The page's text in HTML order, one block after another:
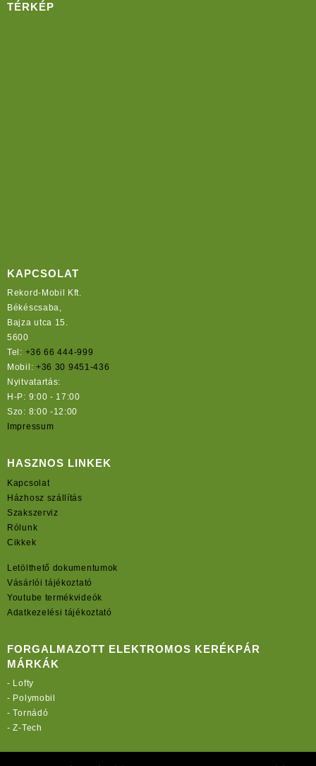
TÉRKÉP
KAPCSOLAT
Rekord-Mobil Kft.
Békéscsaba,
Bajza utca 15.
5600
Tel: +36 66 444-999
Mobil: +36 30 9451-436
Nyitvatartás:
H-P: 9:00 - 17:00
Szo: 8:00 -12:00
Impressum
HASZNOS LINKEK
Kapcsolat
Házhosz szállítás
Szakszerviz
Rólunk
Cikkek
Letölthető dokumentumok
Vásárlói tájékoztató
Youtube termékvideók
Adatkezelési tájékoztató
FORGALMAZOTT ELEKTROMOS KERÉKPÁR
MÁRKÁK
- Lofty
- Polymobil
-Tornádó
-Z-Tech